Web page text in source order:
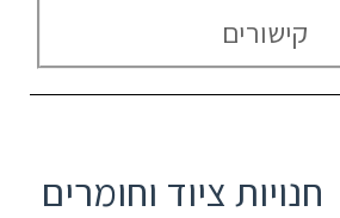
חנויות ציוד וחומרים